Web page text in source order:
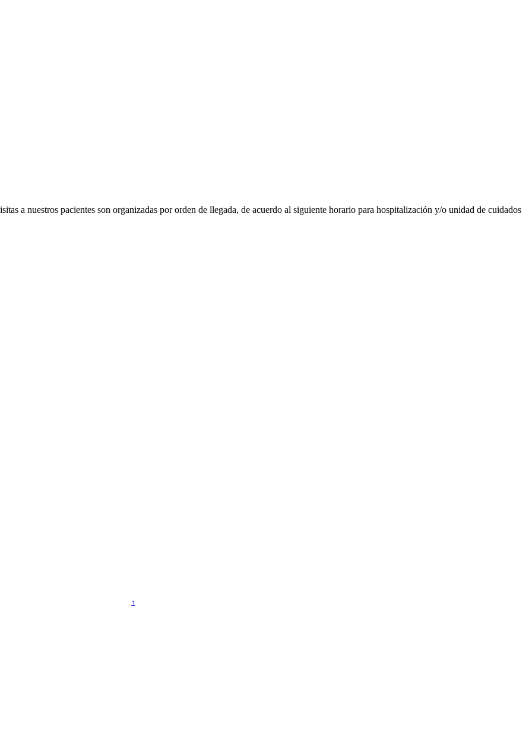
a nuestros pacientes son organizadas por orden de llegada, de acuerdo al siguiente horario para hospitalización y/o unidad de cuidados
↑